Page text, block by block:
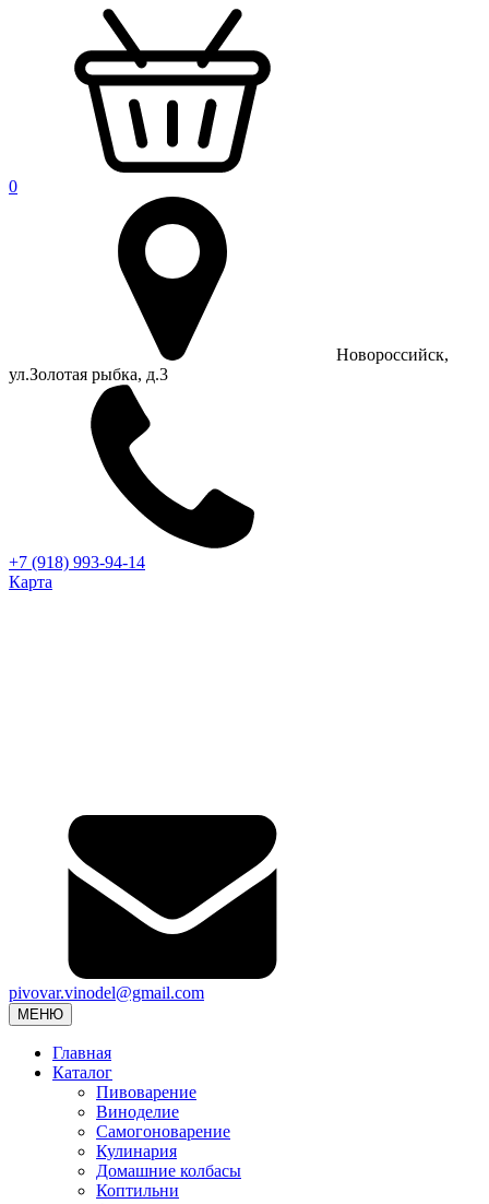
0
Новороссийск,
ул.Золотая рыбка, д.3
+7 (918) 993-94-14
Карта
pivovar.vinodel@gmail.com
МЕНЮ
Главная
Каталог
Пивоварение
Виноделие
Самогоноварение
Кулинария
Домашние колбасы
Коптильни